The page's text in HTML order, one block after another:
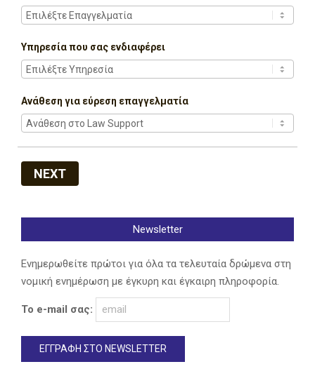
Υπηρεσία που σας ενδιαφέρει
Ανάθεση για εύρεση επαγγελματία
NEXT
Newsletter
Ενημερωθείτε πρώτοι για όλα τα τελευταία δρώμενα στη
νομική ενημέρωση με έγκυρη και έγκαιρη πληροφορία.
Το e-mail σας: